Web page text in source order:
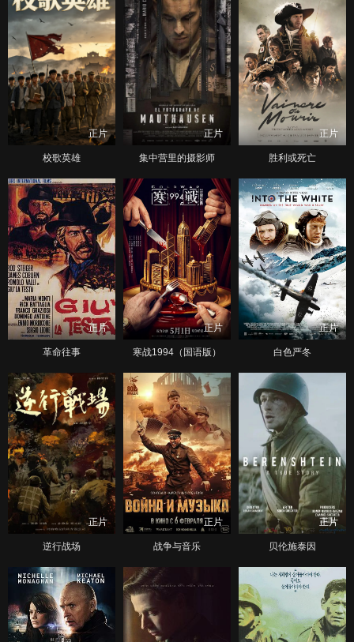
正片
校歌英雄
正片
集中营里的摄影师
正片
胜利或死亡
正片
革命往事
正片
寒战1994（国语版）
正片
白色严冬
正片
逆行战场
正片
战争与音乐
正片
贝伦施泰因